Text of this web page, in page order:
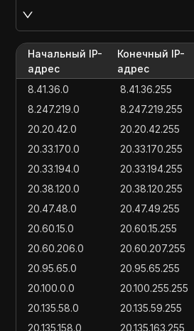
Начальный IP-
адрес
Конечный IP-
адрес
8.41.36.0 8.41.36.255
8.247.219.0
8.247.219.255
20.20.42.0
20.20.42.255
20.33.170.0
20.33.170.255
20.33.194.0
20.33.194.255
20.38.120.0
20.38.120.255
20.47.48.0
20.47.49.255
20.60.15.0
20.60.15.255
20.60.206.0
20.60.207.255
20.95.65.0
20.95.65.255
20.100.0.0
20.100.255.255
20.135.58.0
20.135.59.255
20.135.158.0
20.135.163.255